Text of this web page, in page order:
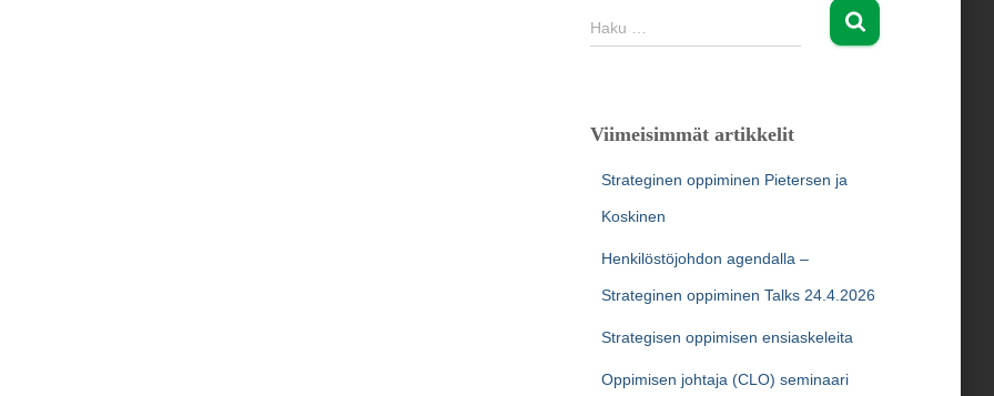
H
a
Haku …
Viimeisimmät artikkelit
Strateginen oppiminen Pietersen ja
Koskinen
Henkilöstöjohdon agendalla –
Strateginen oppiminen Talks 24.4.2026
Strategisen oppimisen ensiaskeleita
Oppimisen johtaja (CLO) seminaari